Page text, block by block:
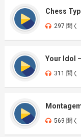
Chess
297 聞く
311 聞く
569 聞く